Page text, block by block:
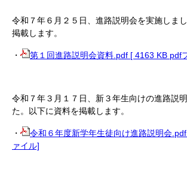
令和７年６月２５日、進路説明会を実施しま
掲載します。
・ 第１回進路説明会資料.pdf [ 4163 KB pdf
令和７年３月１７日、新３年生向けの進路説
た。以下に資料を掲載します。
・
令和６年度新学年生徒向け進路説明会
ァイル]